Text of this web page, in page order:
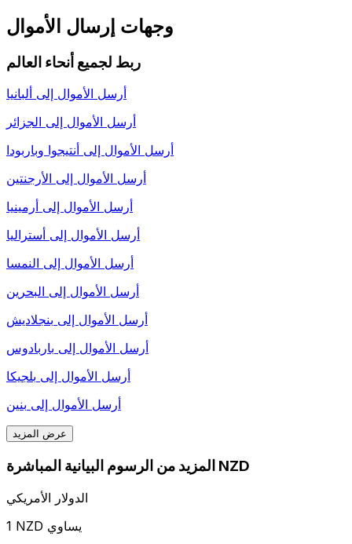
وجهات إرسال الأموال
ربط لجميع أنحاء العالم
أرسل الأموال إلى ألبانيا
أرسل الأموال إلى الجزائر
أرسل الأموال إلى أنتيجوا وباربودا
أرسل الأموال إلى الأرجنتين
أرسل الأموال إلى أرمينيا
أرسل الأموال إلى أستراليا
أرسل الأموال إلى النمسا
أرسل الأموال إلى البحرين
أرسل الأموال إلى بنجلاديش
أرسل الأموال إلى باربادوس
أرسل الأموال إلى بلجيكا
أرسل الأموال إلى بنين
عرض المزيد
المزيد من الرسوم البيانية المباشرة NZD
الدولار الأمريكي
1 NZD يساوي